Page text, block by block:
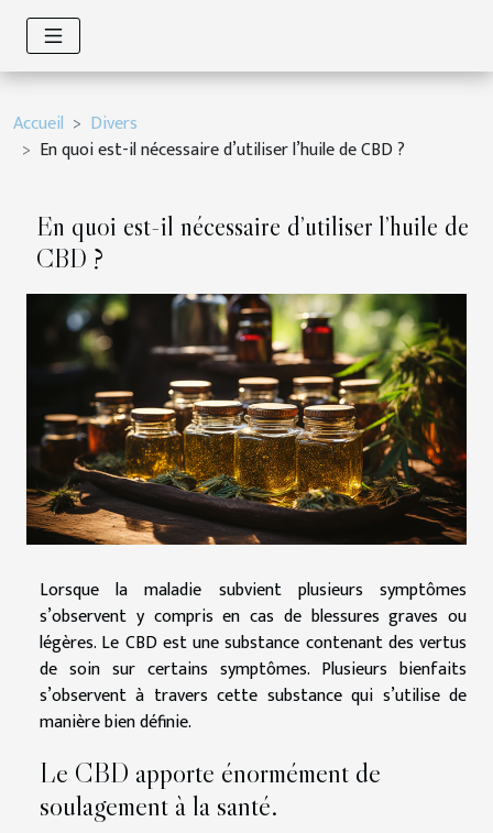
Accueil
Divers
En quoi est-il nécessaire d’utiliser l’huile de CBD ?
En quoi est-il nécessaire d’utiliser l’huile de
CBD ?
Lorsque la maladie subvient plusieurs symptômes
s’observent y compris en cas de blessures graves ou
légères. Le CBD est une substance contenant des vertus
de soin sur certains symptômes. Plusieurs bienfaits
s’observent à travers cette substance qui s’utilise de
manière bien définie.
Le CBD apporte énormément de
soulagement à la santé.